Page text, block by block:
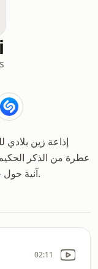
إذاعة زين بلادي
عطرة من الذكر
آنية حول حالة السير في مدينة الدار البيضاء والنواحي.
02:11